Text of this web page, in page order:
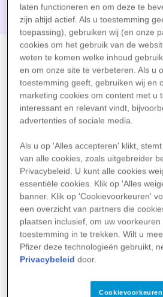
Een kijkje in onze
laten functioneren en om deze te
zijn altijd actief. Als u toestemming
toepassing), gebruiken wij (en onze
cookies om het gebruik van de
weten te komen welke inhoud
en om onze site te verbeteren. Als u
toestemming geeft, gebruiken wij en
marketing cookies om content met u
interessant en relevant vindt,
advertenties of sociale media.
Als u op 'Alles accepteren' klikt,
van alle cookies, zoals uitgebreider
Privacybeleid. U kunt alle cookies
essentiële cookies. Klik op 'Alles
banner. Klik op 'Cookievoorkeuren'
een overzicht van partners die
plaatsen inclusief, om uw
toestemming in te trekken. Wilt u
Pfizer deze technologieën gebruikt,
Privacybeleiddoor.
Cookievoorkeuren